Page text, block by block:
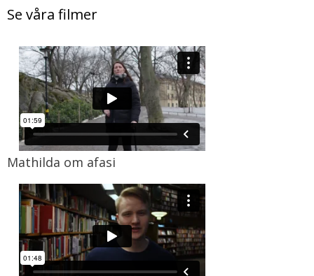
Se våra filmer
Mathilda om afasi